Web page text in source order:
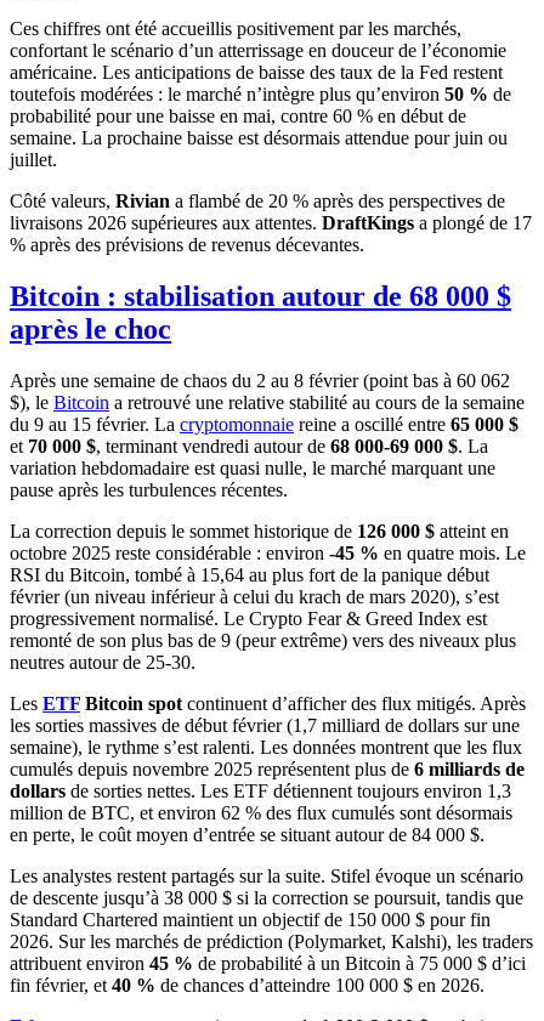
Ces chiffres ont été accueillis positivement par les marchés,
confortant le scénario d’un atterrissage en douceur de l’économie
américaine. Les anticipations de baisse des taux de la Fed restent
toutefois modérées : le marché n’intègre plus qu’environ 50 % de
probabilité pour une baisse en mai, contre 60 % en début de
semaine. La prochaine baisse est désormais attendue pour juin ou
juillet.
Côté valeurs, Rivian a flambé de 20 % après des perspectives de
livraisons 2026 supérieures aux attentes. DraftKings a plongé de 17
% après des prévisions de revenus décevantes.
Bitcoin : stabilisation autour de 68 000 $
après le choc
Après une semaine de chaos du 2 au 8 février (point bas à 60 062
$), le Bitcoin a retrouvé une relative stabilité au cours de la semaine
du 9 au 15 février. La cryptomonnaie reine a oscillé entre 65 000 $
et 70 000 $, terminant vendredi autour de 68 000-69 000 $. La
variation hebdomadaire est quasi nulle, le marché marquant une
pause après les turbulences récentes.
La correction depuis le sommet historique de 126 000 $ atteint en
octobre 2025 reste considérable : environ -45 % en quatre mois. Le
RSI du Bitcoin, tombé à 15,64 au plus fort de la panique début
février (un niveau inférieur à celui du krach de mars 2020), s’est
progressivement normalisé. Le Crypto Fear & Greed Index est
remonté de son plus bas de 9 (peur extrême) vers des niveaux plus
neutres autour de 25-30.
Les ETF Bitcoin spot continuent d’afficher des flux mitigés. Après
les sorties massives de début février (1,7 milliard de dollars sur une
semaine), le rythme s’est ralenti. Les données montrent que les flux
cumulés depuis novembre 2025 représentent plus de 6 milliards de
dollars de sorties nettes. Les ETF détiennent toujours environ 1,3
million de BTC, et environ 62 % des flux cumulés sont désormais
en perte, le coût moyen d’entrée se situant autour de 84 000 $.
Les analystes restent partagés sur la suite. Stifel évoque un scénario
de descente jusqu’à 38 000 $ si la correction se poursuit, tandis que
Standard Chartered maintient un objectif de 150 000 $ pour fin
2026. Sur les marchés de prédiction (Polymarket, Kalshi), les traders
attribuent environ 45 % de probabilité à un Bitcoin à 75 000 $ d’ici
fin février, et 40 % de chances d’atteindre 100 000 $ en 2026.